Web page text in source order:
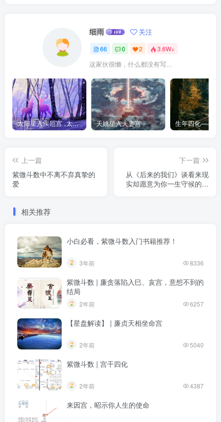
细雨 关注
66 0 2 3.6W+
这家伙很懒，什么都没有写...
太阳星入疾厄宫 ,太阳星在疾厄宫 天姚星入夫妻宫
上一篇
紫微斗数中不离不弃真挚的
爱
下一篇
从《后来的我们》谈看来现
实却愿意为你一生守候的人
相关推荐
小白必看，紫微斗数入门书籍推荐！
3年前 8336
紫微斗数 | 廉贪落陷入巳、亥宫，意想不到的
结局
2年前 6257
【星盘解读】 | 廉贞天相坐命宫
2年前 5040
紫微斗数 | 宫干四化
2年前 4387
来因宫，昭示你人生的使命